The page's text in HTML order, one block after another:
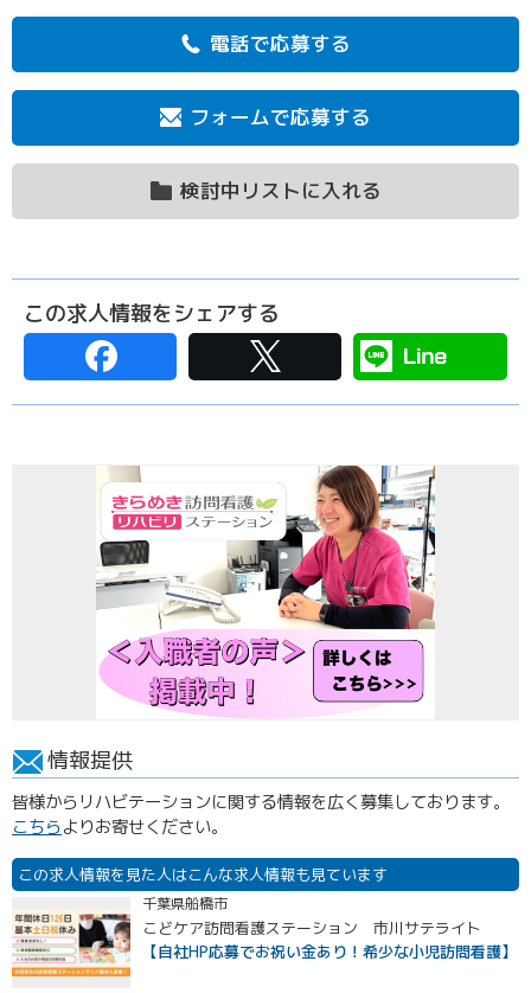
電話で応募する
フォームで応募する
検討中リストに入れる
この求人情報をシェアする
情報提供
皆様からリハビテーションに関する情報を広く募集しております。
こちらよりお寄せください。
この求人情報を見た人はこんな求人情報も見ています
千葉県船橋市
こどケア訪問看護ステーション 市川サテライト
【自社HP応募でお祝い金あり！希少な小児訪問看護】